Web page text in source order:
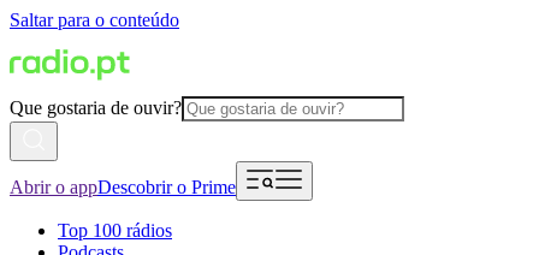
Saltar para o conteúdo
Que gostaria de ouvir?
Abrir o appDescobrir o Prime
Top 100 rádios